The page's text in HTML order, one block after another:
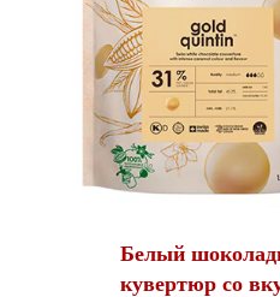
Белый
кувертюр со